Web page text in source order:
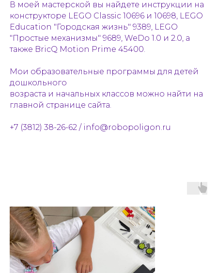
В моей мастерской вы найдете инструкции на
конструкторе LEGO Classic 10696 и 10698, LEGO
Education "Городская жизнь" 9389, LEGO
"Простые механизмы" 9689, WeDo 1.0 и 2.0, а
также BricQ Motion Prime 45400.
Мои образовательные программы для детей
дошкольного
возраста и начальных классов можно найти на
главной странице сайта.
+7 (3812) 38-26-62 / info@robopoligon.ru